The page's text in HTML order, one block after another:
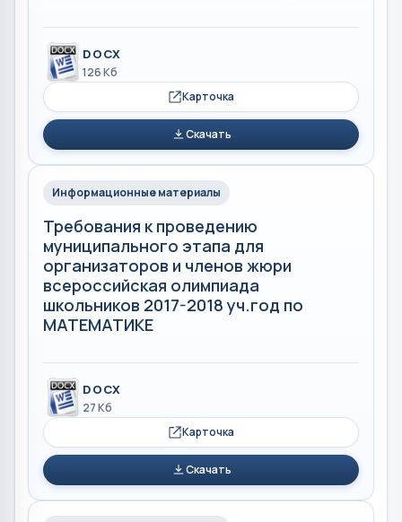
DOCX
126 Кб
Карточка
Скачать
Информационные материалы
Требования к проведению
муниципального этапа для
организаторов и членов жюри
всероссийская олимпиада
школьников 2017-2018 уч.год по
МАТЕМАТИКЕ
DOCX
27 Кб
Карточка
Скачать